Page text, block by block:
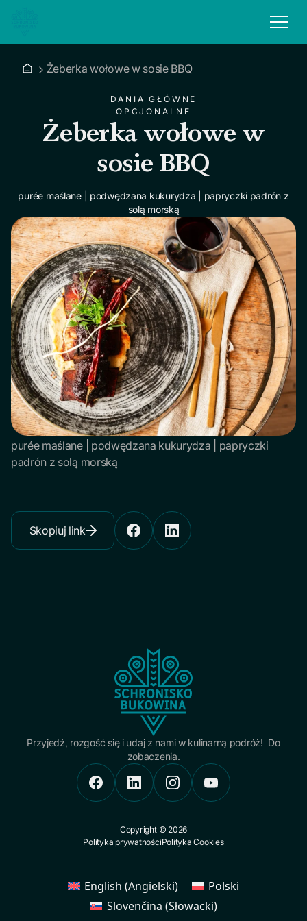
Żeberka wołowe w sosie BBQ
DANIA GŁÓWNE
OPCJONALNE
Żeberka wołowe w
sosie BBQ
purée maślane | podwędzana kukurydza | papryczki padrón z
solą morską
purée maślane | podwędzana kukurydza | papryczki
padrón z solą morską
Skopiuj link
Przyjedź, rozgość się i udaj z nami w kulinarną podróż! Do
zobaczenia.
Copyright © 2026
Polityka prywatnościPolityka Cookies
English (Angielski)
Polski
Slovenčina (Słowacki)